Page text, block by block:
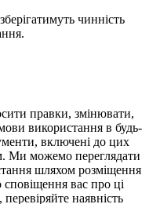
чинність
правки, змінювати,
використання в будь-
включені до цих
Ми можемо переглядати
шляхом розміщення
сповіщення вас про ці
наявність